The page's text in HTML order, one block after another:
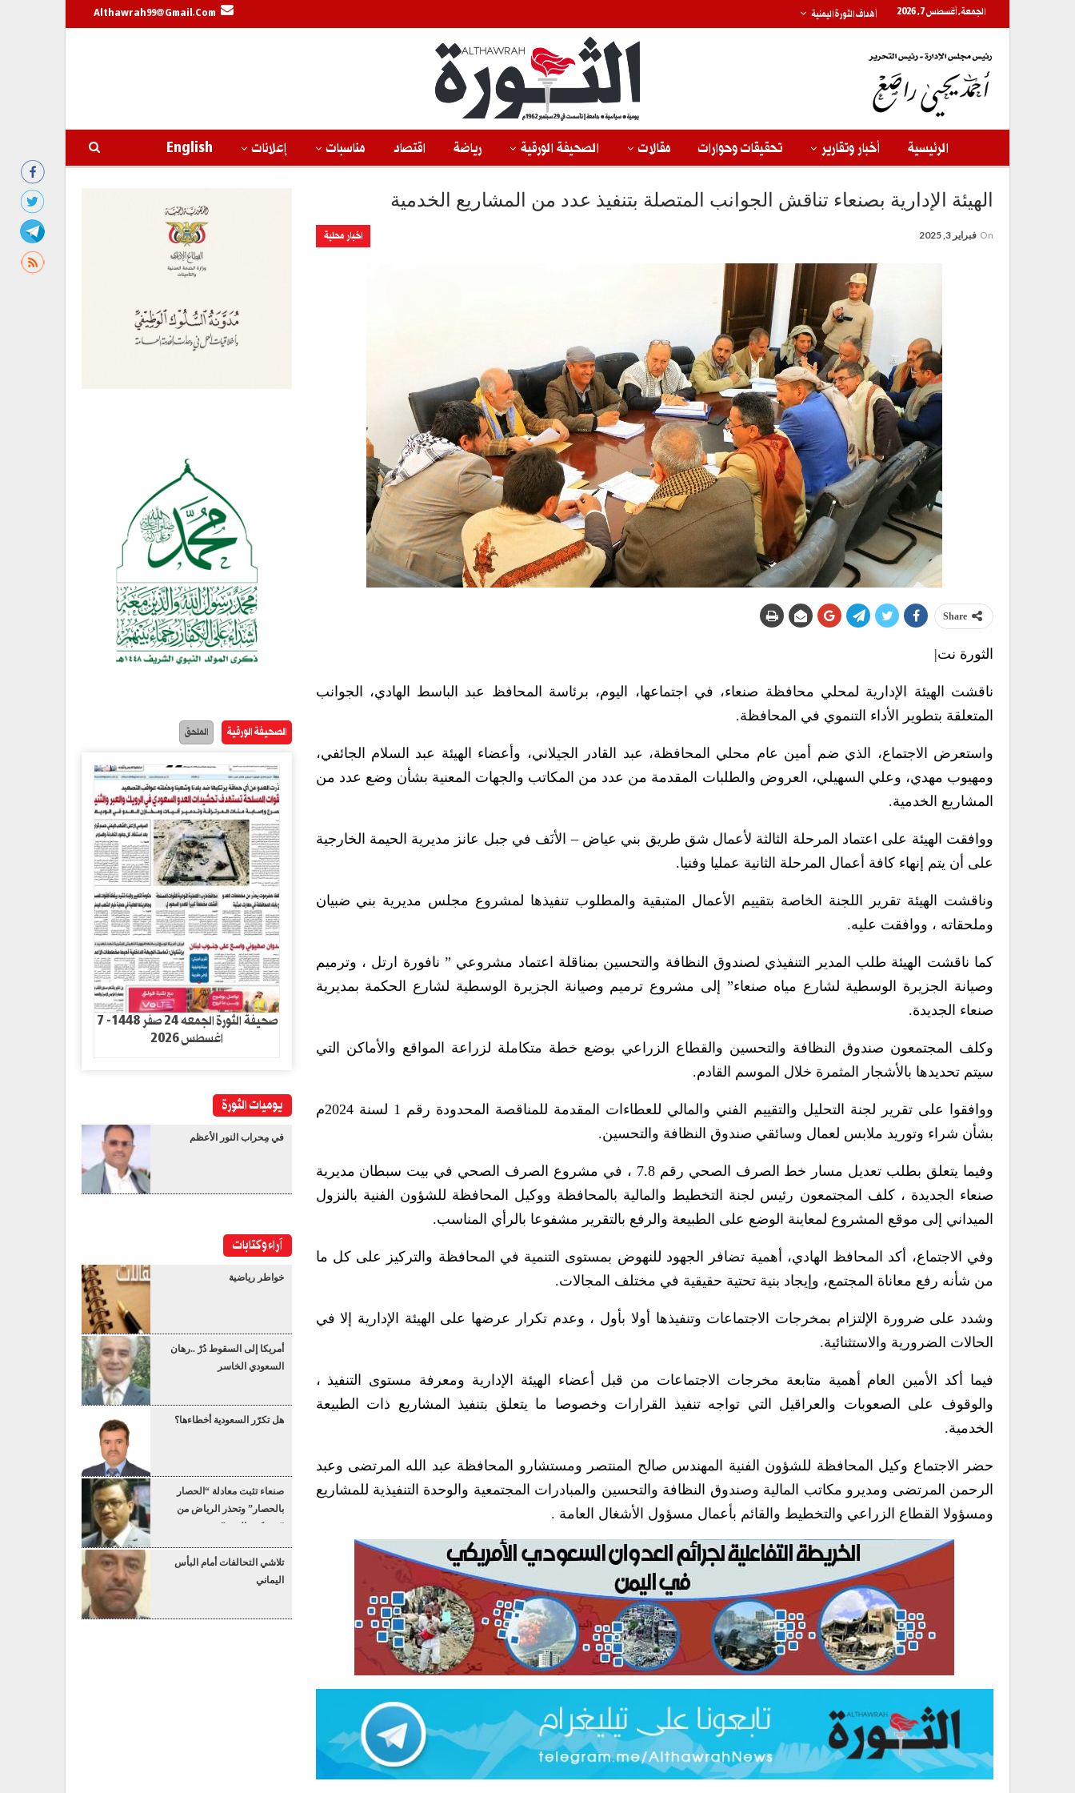
الجمعة, أغسطس 7, 2026 أهداف الثورة اليمنية Althawrah99@gmail.com
الرئيسية أخبار وتقارير تحقيقات وحوارات مقالات الصحيفة الورقية رياضة اقتصاد مناسبات إعلانات English
الهيئة الإدارية بصنعاء تناقش الجوانب المتصلة بتنفيذ عدد من المشاريع الخدمية
اخبار محلية On فبراير 3, 2025
Share
الثورة نت|
ناقشت الهيئة الإدارية لمحلي محافظة صنعاء، في اجتماعها، اليوم، برئاسة المحافظ عبد الباسط الهادي، الجوانب
المتعلقة بتطوير الأداء التنموي في المحافظة.
واستعرض الاجتماع، الذي ضم أمين عام محلي المحافظة، عبد القادر الجيلاني، وأعضاء الهيئة عبد السلام الجائفي،
ومهيوب مهدي، وعلي السهيلي، العروض والطلبات المقدمة من عدد من المكاتب والجهات المعنية بشأن وضع عدد من
المشاريع الخدمية.
ووافقت الهيئة على اعتماد المرحلة الثالثة لأعمال شق طريق بني عياض – الأنَف في جبل عانز مديرية الحيمة الخارجية
على أن يتم إنهاء كافة أعمال المرحلة الثانية عمليا وفنيا.
وناقشت الهيئة تقرير اللجنة الخاصة بتقييم الأعمال المتبقية والمطلوب تنفيذها لمشروع مجلس مديرية بني ضبيان
وملحقاته ، ووافقت عليه.
كما ناقشت الهيئة طلب المدير التنفيذي لصندوق النظافة والتحسين بمناقلة اعتماد مشروعي ” نافورة ارتل ، وترميم
وصيانة الجزيرة الوسطية لشارع مياه صنعاء” إلى مشروع ترميم وصيانة الجزيرة الوسطية لشارع الحكمة بمديرية
صنعاء الجديدة.
وكلف المجتمعون صندوق النظافة والتحسين والقطاع الزراعي بوضع خطة متكاملة لزراعة المواقع والأماكن التي
سيتم تحديدها بالأشجار المثمرة خلال الموسم القادم.
ووافقوا على تقرير لجنة التحليل والتقييم الفني والمالي للعطاءات المقدمة للمناقصة المحدودة رقم 1 لسنة 2024م
بشأن شراء وتوريد ملابس لعمال وسائقي صندوق النظافة والتحسين.
وفيما يتعلق بطلب تعديل مسار خط الصرف الصحي رقم 7.8 ، في مشروع الصرف الصحي في بيت سبطان مديرية
صنعاء الجديدة ، كلف المجتمعون رئيس لجنة التخطيط والمالية بالمحافظة ووكيل المحافظة للشؤون الفنية بالنزول
الميداني إلى موقع المشروع لمعاينة الوضع على الطبيعة والرفع بالتقرير مشفوعا بالرأي المناسب.
وفي الاجتماع، أكد المحافظ الهادي، أهمية تضافر الجهود للنهوض بمستوى التنمية في المحافظة والتركيز على كل ما
من شأنه رفع معاناة المجتمع، وإيجاد بنية تحتية حقيقية في مختلف المجالات.
وشدد على ضرورة الإلتزام بمخرجات الاجتماعات وتنفيذها أولا بأول ، وعدم تكرار عرضها على الهيئة الإدارية إلا في
الحالات الضرورية والاستثنائية.
فيما أكد الأمين العام أهمية متابعة مخرجات الاجتماعات من قبل أعضاء الهيئة الإدارية ومعرفة مستوى التنفيذ ،
والوقوف على الصعوبات والعراقيل التي تواجه تنفيذ القرارات وخصوصا ما يتعلق بتنفيذ المشاريع ذات الطبيعة
الخدمية.
حضر الاجتماع وكيل المحافظة للشؤون الفنية المهندس صالح المنتصر ومستشارو المحافظة عبد الله المرتضى وعبد
الرحمن المرتضى ومديرو مكاتب المالية وصندوق النظافة والتحسين والمبادرات المجتمعية والوحدة التنفيذية للمشاريع
ومسؤولا القطاع الزراعي والتخطيط والقائم بأعمال مسؤول الأشغال العامة .
الصحيفة الورقية الملحق
صحيفة الثورة الجمعه 24 صفر 1448- 7
اغسطس 2026
يوميات الثورة
في مِحراب النور الأعظم
آراء وكتابات
خواطر رياضية
أمريكا إلى السقوط دُرْ ..رهان
السعودي الخاسر
هل تكرّر السعودية أخطاءها؟
صنعاء تثبت معادلة “الحصار
بالحصار” وتحذر الرياض من
“عسكرة البحر”
تلاشي التحالفات أمام البأس
اليماني